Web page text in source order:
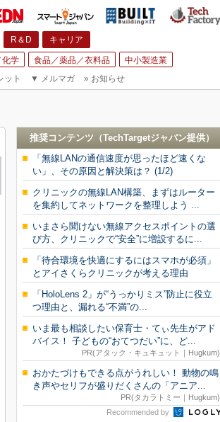
R＆D キャリア
化学 食品／薬品／衣料品
中小製造業
ット ▼ メルマガ » お知らせ
推奨コンテンツ（TechTargetジャパン提供）
「無線LANの通信速度が思ったほど速くな
い」、その原因と解決策は？ (1/2)
クリニックの無線LAN構築、まずはルーター
を集約してネットワークを整理しよう ...
いまさら聞けない無線アクセスポイントの選
び方、クリニックで“安全”に増設するに...
「待合環境を快適にするにはスマホが必須」
とアイさくらクリニックが考える理由
「HoloLens 2」が“うっかりミス”防止に役立
つ理由と、漏れる“不満”の...
いま最も相談したい保育士・てぃ先生がアド
バイス！ 子どもの“おてつだい”に、ど...
PR(アタック・キュキュット｜Hugkum)
おかたづけもできる点がうれしい！ 動物の鳴
き声やセリフが盛りだくさんの「アニア...
PR(タカラトミー｜Hugkum)
Recommended by